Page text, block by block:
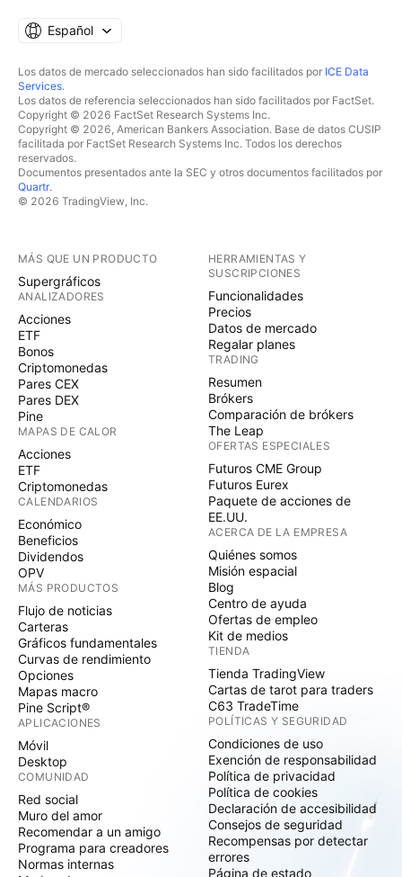
Español
Los datos de mercado seleccionados han sido facilitados por ICE Data
Services.
Los datos de referencia seleccionados han sido facilitados por FactSet.
Copyright © 2026 FactSet Research Systems Inc.
Copyright © 2026, American Bankers Association. Base de datos CUSIP
facilitada por FactSet Research Systems Inc. Todos los derechos
reservados.
Documentos presentados ante la SEC y otros documentos facilitados por
Quartr.
© 2026 TradingView, Inc.
MÁS QUE UN PRODUCTO
Supergráficos
ANALIZADORES
Acciones
ETF
Bonos
Criptomonedas
Pares CEX
Pares DEX
Pine
MAPAS DE CALOR
Acciones
ETF
Criptomonedas
CALENDARIOS
Económico
Beneficios
Dividendos
OPV
MÁS PRODUCTOS
Flujo de noticias
Carteras
Gráficos fundamentales
Curvas de rendimiento
Opciones
Mapas macro
Pine Script®
APLICACIONES
Móvil
Desktop
COMUNIDAD
Red social
Muro del amor
Recomendar a un amigo
Programa para creadores
Normas internas
HERRAMIENTAS Y
SUSCRIPCIONES
Funcionalidades
Precios
Datos de mercado
Regalar planes
TRADING
Resumen
Brókers
Comparación de brókers
The Leap
OFERTAS ESPECIALES
Futuros CME Group
Futuros Eurex
Paquete de acciones de
EE.UU.
ACERCA DE LA EMPRESA
Quiénes somos
Misión espacial
Blog
Centro de ayuda
Ofertas de empleo
Kit de medios
TIENDA
Tienda TradingView
Cartas de tarot para traders
C63 TradeTime
POLÍTICAS Y SEGURIDAD
Condiciones de uso
Exención de responsabilidad
Política de privacidad
Política de cookies
Declaración de accesibilidad
Consejos de seguridad
Recompensas por detectar
errores
Página de estado